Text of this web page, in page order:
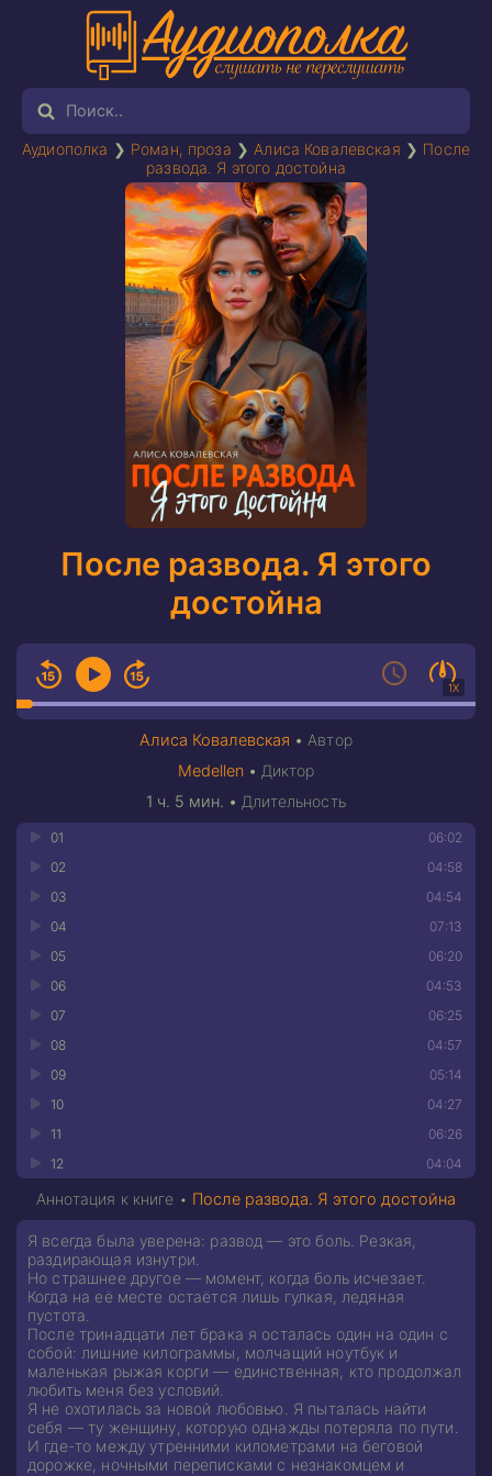
Аудиополка ❯ Роман, проза ❯ Алиса Ковалевская ❯ После
развода. Я этого достойна
После развода. Я этого
достойна
1X
Алиса Ковалевская • Автор
Medellen • Диктор
1 ч. 5 мин. • Длительность
06:02
01
04:58
02
04:54
03
07:13
04
06:20
05
04:53
06
06:25
07
04:57
08
05:14
09
04:27
10
06:26
11
04:04
12
Аннотация к книге • После развода. Я этого достойна
Я всегда была уверена: развод — это боль. Резкая,
раздирающая изнутри.
Но страшнее другое — момент, когда боль исчезает.
Когда на её месте остаётся лишь гулкая, ледяная
пустота.
После тринадцати лет брака я осталась один на один с
собой: лишние килограммы, молчащий ноутбук и
маленькая рыжая корги — единственная, кто продолжал
любить меня без условий.
Я не охотилась за новой любовью. Я пыталась найти
себя — ту женщину, которую однажды потеряла по пути.
И где-то между утренними километрами на беговой
дорожке, ночными переписками с незнакомцем и